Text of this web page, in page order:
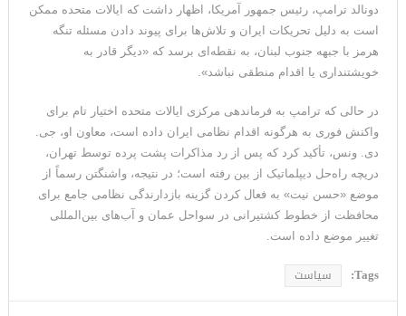
دونالد ترامپ، رئیس جمهور آمریکا، اظهار داشت که ایالات متحده ممکن
است به دلیل تحریکات ایران و تلاش‌ها برای پیوند دادن مسئله تنگه
هرمز با جبهه جنوب لبنان، به نقطه‌ای برسد که «دیگر قادر به
خویشتنداری یا اقدام منطقی نباشد».
در حالی که ترامپ به فرماندهی مرکزی ایالات متحده اختیار تام برای
واکنش فوری به هرگونه اقدام نظامی ایران داده است، معاون او، جی.
دی. ونس، تأکید کرد که پس از رد مذاکرات پشت پرده توسط تهران،
دریچه‌ راه‌حل دیپلماتیک از بین رفته است؛ در نتیجه، واشنگتن رسماً از
موضع «حسن نیت» به فعال کردن گزینه بازدارندگی نظامی جامع برای
محافظت از خطوط کشتیرانی در سواحل عمان و آب‌های بین‌المللی
تغییر موضع داده است.
Tags: سیاست